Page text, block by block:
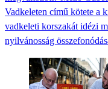
Vadkeleten című kötete a
vadkeleti korszakát idézi
nyilvánosság